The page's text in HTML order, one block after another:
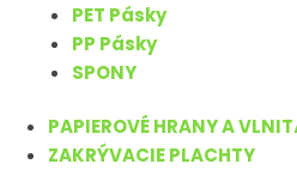
PET Pásky
PP Pásky
SPONY
PAPIEROVÉ HRANY A
ZAKRÝVACIE PLACHTY